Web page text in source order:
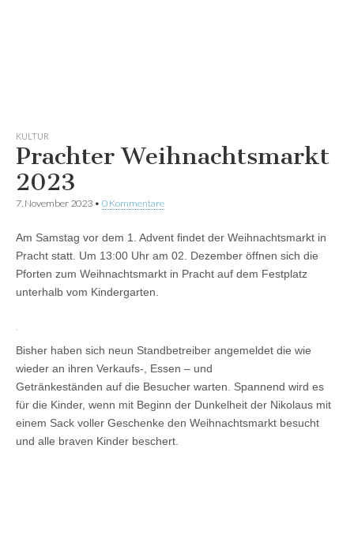
KULTUR
Prachter Weihnachtsmarkt
2023
7. November 2023 • 0 Kommentare
Am Samstag vor dem 1. Advent findet der Weihnachtsmarkt in
Pracht statt. Um 13:00 Uhr am 02. Dezember öffnen sich die
Pforten zum Weihnachtsmarkt in Pracht auf dem Festplatz
unterhalb vom Kindergarten.
Bisher haben sich neun Standbetreiber angemeldet die wie
wieder an ihren Verkaufs-, Essen – und
Getränkeständen auf die Besucher warten. Spannend wird es
für die Kinder, wenn mit Beginn der Dunkelheit der Nikolaus mit
einem Sack voller Geschenke den Weihnachtsmarkt besucht
und alle braven Kinder beschert.